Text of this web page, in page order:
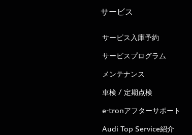
サービス
サービス入庫予約
サービスプログラム
メンテナンス
車検 / 定期点検
e-tronアフターサポート
Audi Top Service紹介